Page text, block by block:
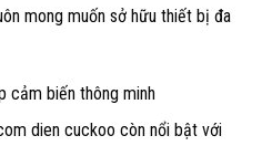
mong muốn sở hữu thiết bị đa
cảm biến thông minh
dien cuckoo còn nổi bật với